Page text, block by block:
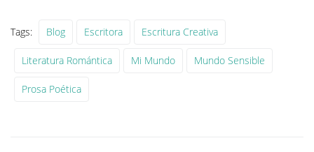
Tags: Blog Escritora Escritura Creativa
Literatura Romántica Mi Mundo Mundo Sensible
Prosa Poética